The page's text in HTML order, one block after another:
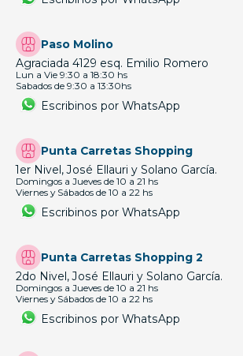
Paso Molino
Agraciada 4129 esq. Emilio Romero
Lun a Vie 9:30 a 18:30 hs
Sabados de 9:30 a 13:30hs
Escribinos por WhatsApp
Punta Carretas Shopping
1er Nivel, José Ellauri y Solano García.
Domingos a Jueves de 10 a 21 hs
Viernes y Sábados de 10 a 22 hs
Escribinos por WhatsApp
Punta Carretas Shopping 2
2do Nivel, José Ellauri y Solano García.
Domingos a Jueves de 10 a 21 hs
Viernes y Sábados de 10 a 22 hs
Escribinos por WhatsApp